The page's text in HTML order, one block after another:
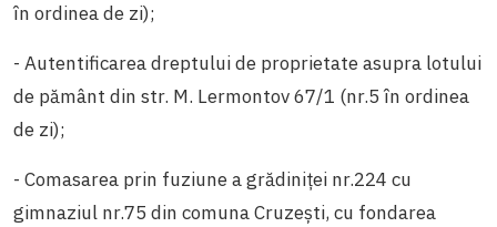
în ordinea de zi);
- Autentificarea dreptului de proprietate asupra lotului
de pământ din str. M. Lermontov 67/1 (nr.5 în ordinea
de zi);
- Comasarea prin fuziune a grădiniței nr.224 cu
gimnaziul nr.75 din comuna Cruzești, cu fondarea